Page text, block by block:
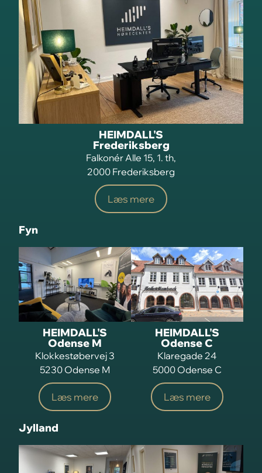
HEIMDALL'S
Frederiksberg
Falkonér Alle 15, 1. th,
2000 Frederiksberg
Læs mere
Fyn
HEIMDALL'S
Odense M
Klokkestøbervej 3
5230 Odense M
Læs mere
HEIMDALL'S
Odense C
Klaregade 24
5000 Odense C
Læs mere
Jylland